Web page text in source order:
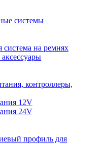
системы
система на ремнях
контроллеры,
12V
24V
профиль для